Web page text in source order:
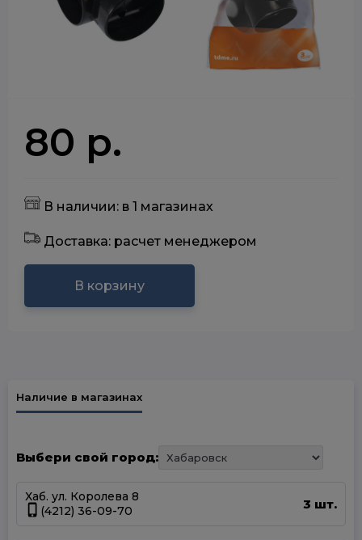
80 р.
В наличии: в 1 магазинах
Доставка: расчет менеджером
В корзину
Наличие в магазинах
Выбери свой город:
Хаб. ул. Королева 8
(4212) 36-09-70
3 шт.